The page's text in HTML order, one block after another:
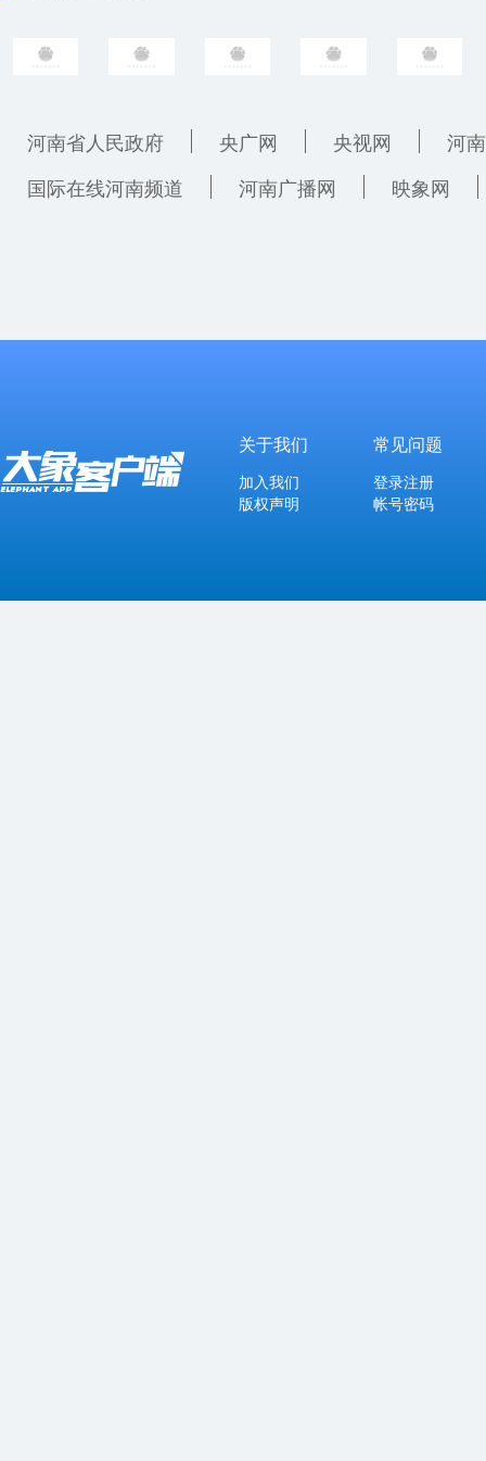
河南省人民政府 央广网 央视网
河
国际在线河南频道
河南广播网 映象网
关于我们
加入我们
版权声明
常见问题
登录注册
帐号密码